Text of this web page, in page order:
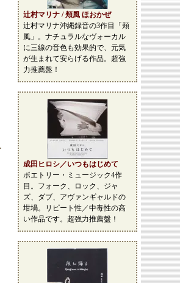
辻村マリナ / 頬風 ほおかぜ
辻村マリナ沖縄録音の3作目「頬
風」。ナチュラルなヴォーカル
に三線の音色も効果的で、元気
が生まれて安らげる作品。超強
力推薦盤！
成田ヒロシ／いつもはじめて
ポエトリー・ミュージック4作
目。フォーク、ロック、ジャ
ズ、ダブ、アヴァンギャルドの
坩堝。リピート性／中毒性の高
い作品です。超強力推薦盤！